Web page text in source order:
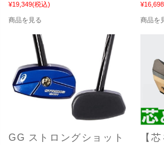
¥19,349(税込)
商品を見る
¥16,698
商品を
GG ストロングショット
【